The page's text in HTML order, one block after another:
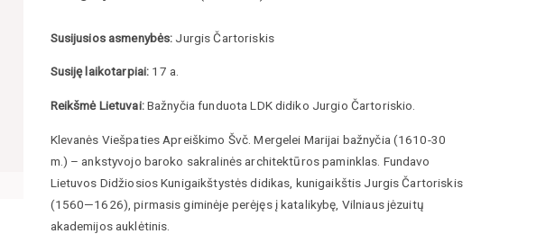
Susijusios asmenybės: Jurgis Čartoriskis
Susiję laikotarpiai: 17 a.
Reikšmė Lietuvai:Bažnyčia funduota LDK didiko Jurgio Čartoriskio.
Klevanės Viešpaties Apreiškimo Švč. Mergelei Marijai bažnyčia (1610-30
m.) – ankstyvojo baroko sakralinės architektūros paminklas. Fundavo
Lietuvos Didžiosios Kunigaikštystės didikas, kunigaikštis Jurgis Čartoriskis
(1560—1626), pirmasis giminėje perėjęs į katalikybę, Vilniaus jėzuitų
akademijos auklėtinis.